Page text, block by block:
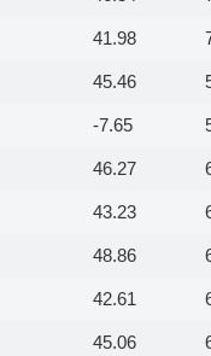
41.98
45.46
-7.65
46.27
43.23
48.86
42.61
45.06